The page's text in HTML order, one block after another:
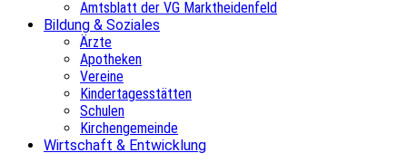
Amtsblatt der VG Marktheidenfeld
Bildung & Soziales
Ärzte
Apotheken
Vereine
Kindertagesstätten
Schulen
Kirchengemeinde
Wirtschaft & Entwicklung